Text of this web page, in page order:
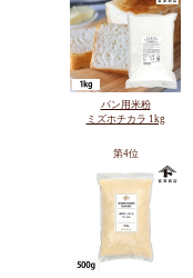
パン用米粉
ミズホチカラ 1kg
第4位